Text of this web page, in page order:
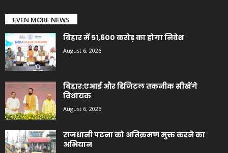
EVEN MORE NEWS
बिहार में 51,600 करोड़ का होगा निवेश
August 6, 2026
बिहार:एआई और डिजिटल तकनीक सीखेंगे
विधायक
August 6, 2026
राजधानी पटना को अतिक्रमण मुक्त करने का
अभियान